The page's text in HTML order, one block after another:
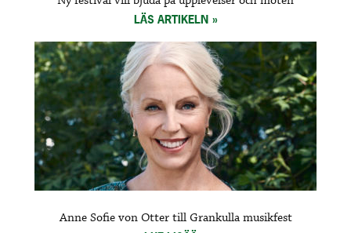
LÄS ARTIKELN
Anne Sofie von Otter till Grankulla musikfest